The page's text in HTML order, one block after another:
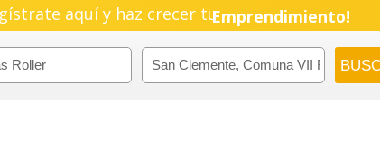
aquí y haz crecer tuPyme!
Emprendimiento!